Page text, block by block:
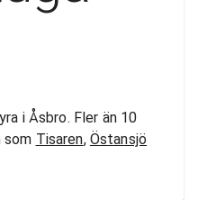
i Åsbro. Fler än 10
som Tisaren, Östansjö